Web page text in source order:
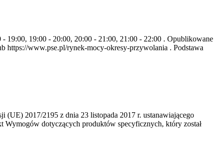
19:00, 19:00 - 20:00, 20:00 - 21:00, 21:00 - 22:00 . Opublikowane
https://www.pse.pl/rynek-mocy-okresy-przywolania . Podstawa
2017/2195 z dnia 23‍ listopada 2017 r. ustanawiającego
dotyczących produktów specyficznych, który został